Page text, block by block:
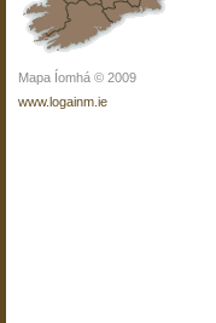
Mapa Íomhá © 2009
www.logainm.ie